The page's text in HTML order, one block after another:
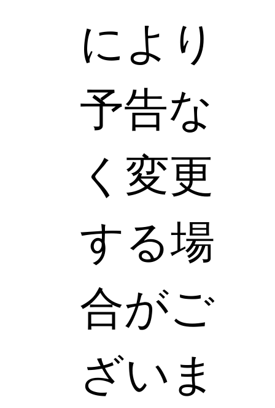
により
予告な
く変更
する場
合がご
ざいま